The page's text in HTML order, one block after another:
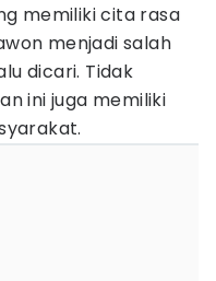
memiliki cita rasa
menjadi salah
dicari. Tidak
ini juga memiliki